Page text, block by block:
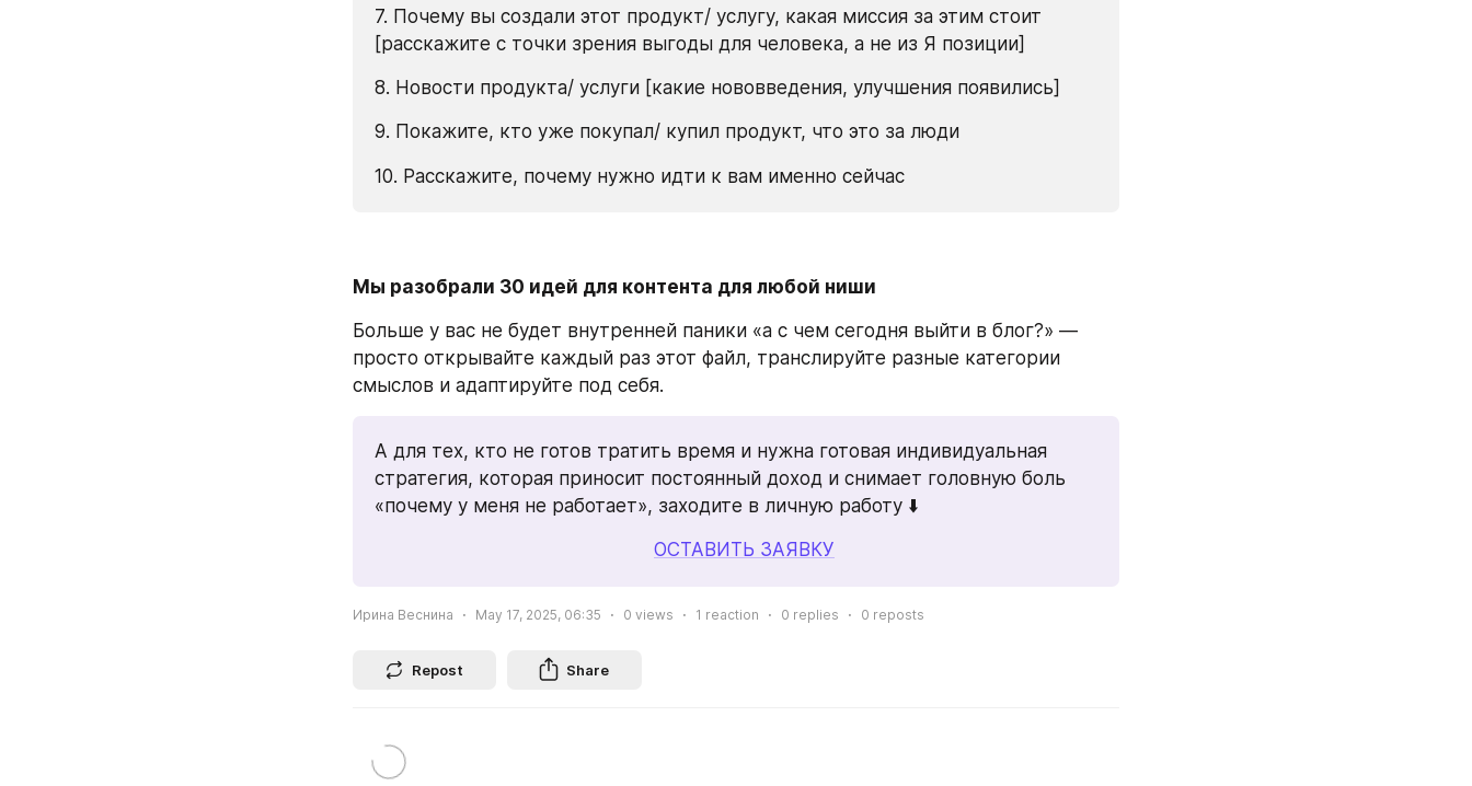
7. Почему вы создали этот продукт/ услугу, какая миссия за этим стоит
[расскажите с точки зрения выгоды для человека, а не из Я позиции]
8. Новости продукта/ услуги [какие нововведения, улучшения появились]
9. Покажите, кто уже покупал/ купил продукт, что это за люди
10. Расскажите, почему нужно идти к вам именно сейчас
Мы разобрали 30 идей для контента для любой ниши
Больше у вас не будет внутренней паники «а с чем сегодня выйти в блог?» —
просто открывайте каждый раз этот файл, транслируйте разные категории
смыслов и адаптируйте под себя.
А для тех, кто не готов тратить время и нужна готовая индивидуальная
стратегия, которая приносит постоянный доход и снимает головную боль
«почему у меня не работает», заходите в личную работу ⬇️
ОСТАВИТЬ ЗАЯВКУ
Ирина Веснина May 17, 2025, 06:35 0 views 1 reaction 0 replies 0 reposts
Repost Share